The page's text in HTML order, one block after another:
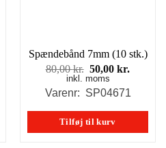
Spændebånd 7mm (10 stk.)
80,00kr. Den
oprindelige
pris
80,00 kr..
50,00kr.
50,00
inkl. moms
Varenr: SP04671
Tilføj til kurv